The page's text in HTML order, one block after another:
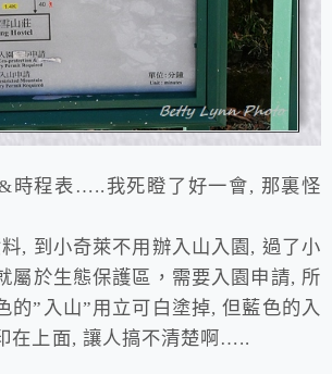
時程表…..我死瞪了好一會, 那裏怪
, 到小奇萊不用辦入山入園, 過了小
屬於生態保護區，需要入園申請, 所
的”入山”用立可白塗掉, 但藍色的入
在上面, 讓人搞不清楚啊…..